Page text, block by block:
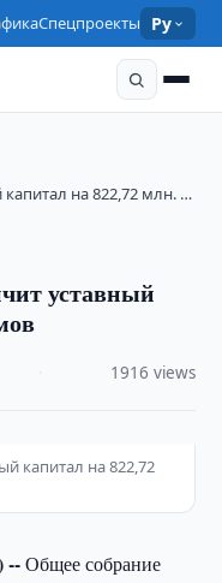
Спецпроекты Ру
на 822,72 млн. …
уставный
1916 views
капитал на 822,72
--Общее собрание